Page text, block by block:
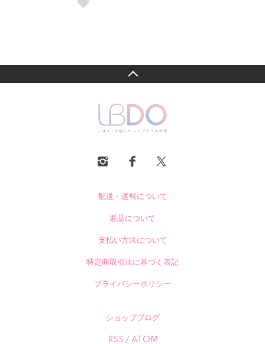
配送・送料について
返品について
支払い方法について
特定商取引法に基づく表記
プライバシーポリシー
ショップブログ
RSS / ATOM